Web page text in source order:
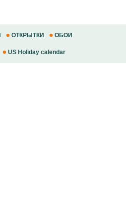
ОТКРЫТКИ ОБОИ
US Holiday calendar